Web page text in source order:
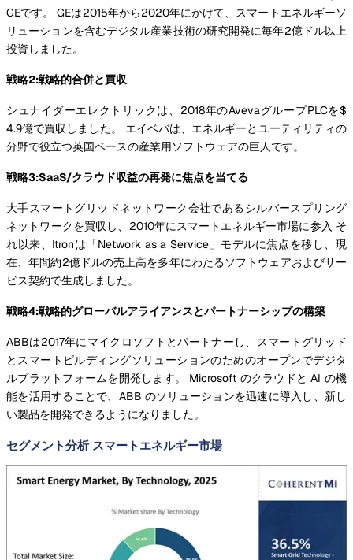
GEです。 GEは2015年から2020年にかけて、スマートエネルギーソ
リューションを含むデジタル産業技術の研究開発に毎年2億ドル以上
投資しました。
戦略2:戦略的合併と買収
シュナイダーエレクトリックは、2018年のAvevaグループPLCを$
4.9億で買収しました。 エイベバは、エネルギーとユーティリティの
分野で役立つ英国ベースの産業用ソフトウェアの巨人です。
戦略3:SaaS/クラウド収益の再発に焦点を当てる
大手スマートグリッドネットワーク会社であるシルバースプリング
ネットワークを買収し、2010年にスマートエネルギー市場に参入 そ
れ以来、Itronは「Network as a Service」モデルに焦点を移し、現
在、年間約2億ドルの売上高を多年にわたるソフトウェアおよびサー
ビス契約で生成しました。
戦略4:戦略的グローバルアライアンスとパートナーシップの構築
ABBは2017年にマイクロソフトとパートナーし、スマートグリッド
とスマートビルディングソリューションのためのオープンでデジタ
ルプラットフォームを開発します。 Microsoft のクラウドと AI の機
能を活用することで、ABB のソリューションを迅速に導入し、新し
い製品を開発できるようになりました。
セグメント分析 スマートエネルギー市場